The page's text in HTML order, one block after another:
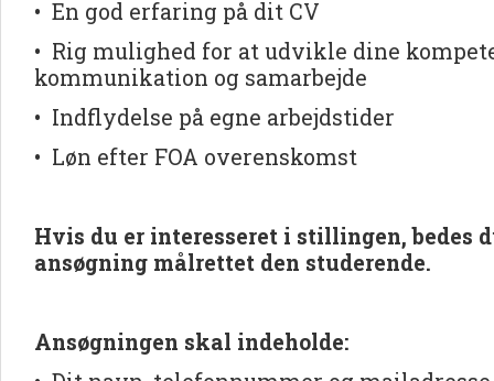
• En god erfaring på dit CV
• Rig mulighed for at udvikle dine
kommunikation og samarbejde
• Indflydelse på egne arbejdstider
• Løn efter FOA overenskomst
Hvis du er interesseret i stillingen, bedes
ansøgning målrettet den studerende.
Ansøgningen skal indeholde: